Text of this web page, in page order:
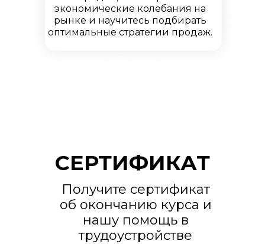
экономические колебания на
рынке и научитесь подбирать
оптимальные стратегии продаж.
СЕРТИФИКАТ
Получите сертификат
об окончанию курса и
нашу помощь в
трудоустройстве